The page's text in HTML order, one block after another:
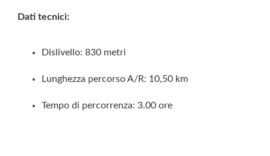
Dati tecnici:
Dislivello: 830 metri
Lunghezza percorso A/R: 10,50 km
Tempo di percorrenza: 3.00 ore